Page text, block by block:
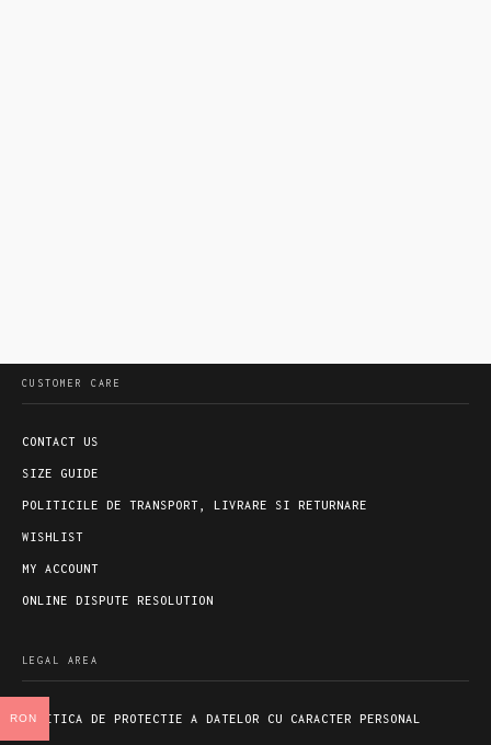
CUSTOMER CARE
CONTACT US
SIZE GUIDE
POLITICILE DE TRANSPORT, LIVRARE SI RETURNARE
WISHLIST
MY ACCOUNT
ONLINE DISPUTE RESOLUTION
LEGAL AREA
POLITICA DE PROTECTIE A DATELOR CU CARACTER PERSONAL
RON